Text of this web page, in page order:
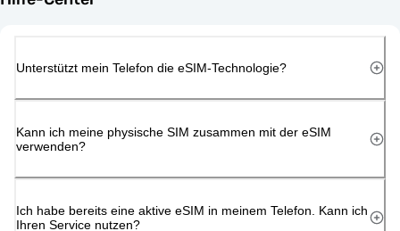
Unterstützt mein Telefon die eSIM-Technologie?
Kann ich meine physische SIM zusammen mit der eSIM
verwenden?
Ich habe bereits eine aktive eSIM in meinem Telefon. Kann ich
Ihren Service nutzen?